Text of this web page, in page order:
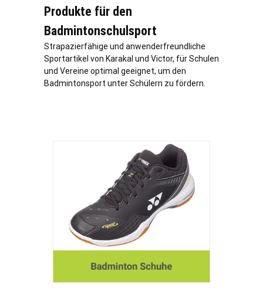
Produkte für den
Badmintonschulsport
Strapazierfähige und anwenderfreundliche
Sportartikel von Karakal und Victor, für Schulen
und Vereine optimal geeignet, um den
Badmintonsport unter Schülern zu fördern.